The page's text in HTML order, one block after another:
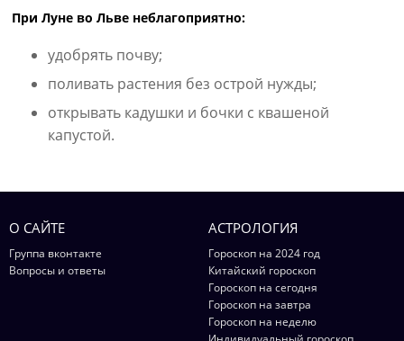
При Луне во Льве неблагоприятно:
удобрять почву;
поливать растения без острой нужды;
открывать кадушки и бочки с квашеной
капустой.
О САЙТЕ
Группа вконтакте
Вопросы и ответы
АСТРОЛОГИЯ
Гороскоп на 2024 год
Китайский гороскоп
Гороскоп на сегодня
Гороскоп на завтра
Гороскоп на неделю